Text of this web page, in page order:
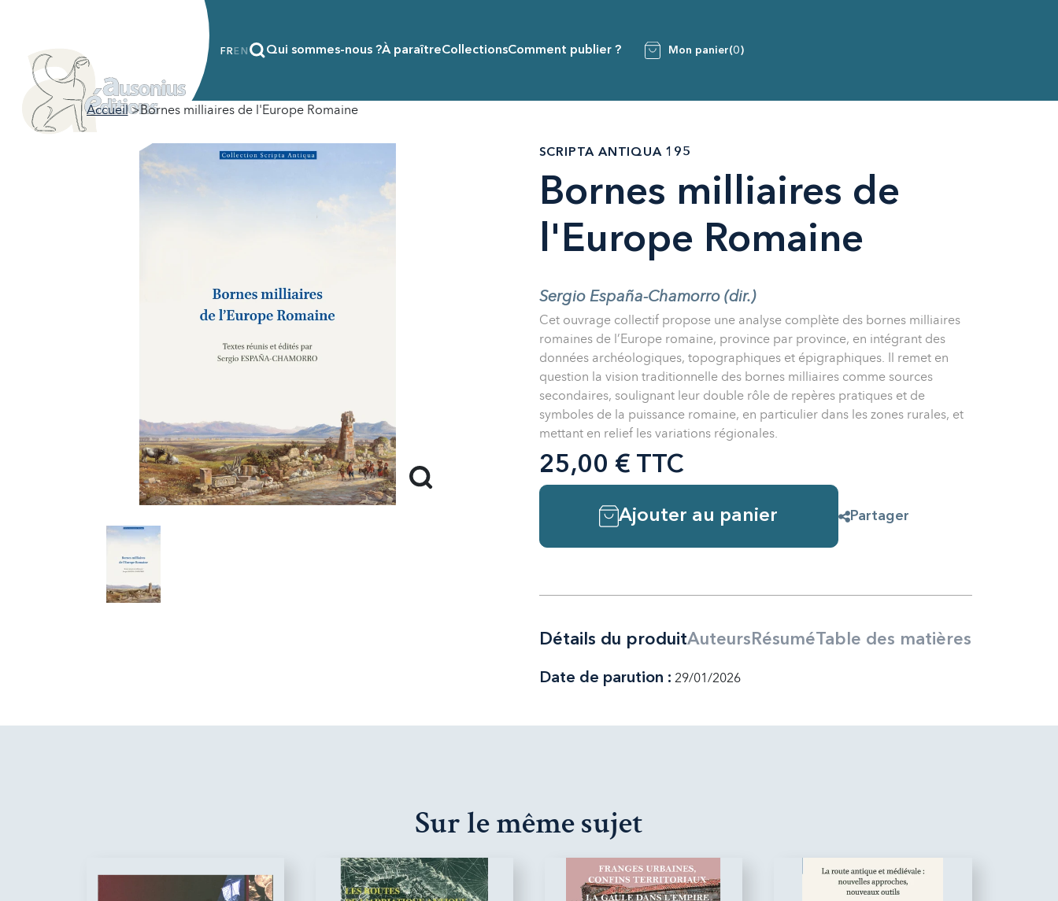
FR EN Qui sommes-nous ?À paraîtreCollectionsComment publier ? Mon panier(0)
Accueil Bornes milliaires de l'Europe Romaine
SCRIPTA ANTIQUA 195
Bornes milliaires de
l'Europe Romaine
Sergio España-Chamorro (dir.)
Cet ouvrage collectif propose une analyse complète des bornes milliaires
romaines de l’Europe romaine, province par province, en intégrant des
données archéologiques, topographiques et épigraphiques. Il remet en
question la vision traditionnelle des bornes milliaires comme sources
secondaires, soulignant leur double rôle de repères pratiques et de
symboles de la puissance romaine, en particulier dans les zones rurales, et
mettant en relief les variations régionales.
25,00 € TTC
Ajouter au panier Partager
Détails du produitAuteurs RésuméTable des matières
Date de parution : 29/01/2026
Sur le même sujet